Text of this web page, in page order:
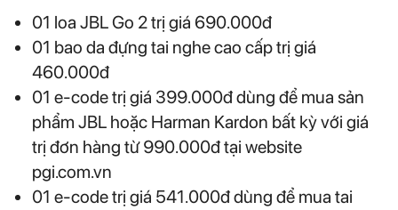
01 loa JBL Go 2 trị giá 690.000đ
01 bao da đựng tai nghe cao cấp trị giá
460.000đ
01 e-code trị giá 399.000đ dùng để mua sản
phẩm JBL hoặc Harman Kardon bất kỳ với giá
trị đơn hàng từ 990.000đ tại website
pgi.com.vn
01 e-code trị giá 541.000đ dùng để mua tai